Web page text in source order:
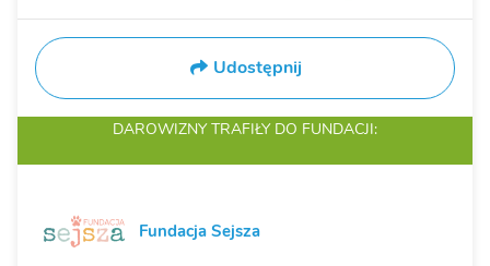
Udostępnij
DAROWIZNY TRAFIŁY DO FUNDACJI:
Fundacja Sejsza